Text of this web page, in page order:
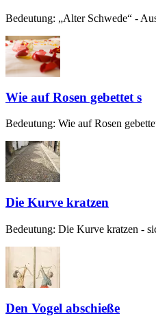
Bedeutung: „Alter Schwede“ -
Wie auf Rosen gebettet s
Bedeutung: Wie auf Rosen
Die Kurve kratzen
Bedeutung: Die Kurve kratzen -
Den Vogel abschieße